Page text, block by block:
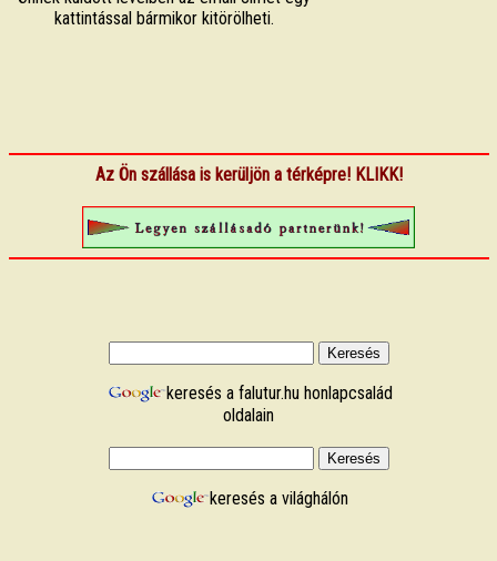
kattintással bármikor kitörölheti.
Az Ön szállása is kerüljön a térképre! KLIKK!
keresés a falutur.hu honlapcsalád
oldalain
keresés a világhálón